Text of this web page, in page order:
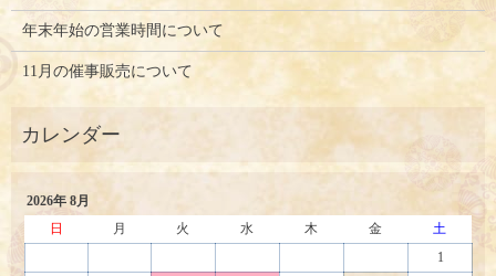
年末年始の営業時間について
11月の催事販売について
2026年 8月
日
月 火 水 木 金
土
1